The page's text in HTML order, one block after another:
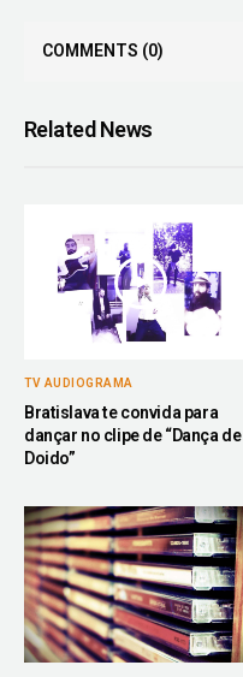
COMMENTS (0)
Related News
TV AUDIOGRAMA
Bratislava te convida para
dançar no clipe de “Dança de
Doido”